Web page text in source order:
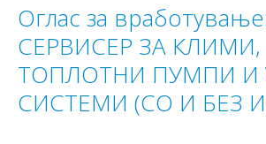
Оглас за
СЕРВИСЕР ЗА КЛИМИ,
ТОПЛОТНИ ПУМПИ И
СИСТЕМИ (СО И БЕЗ